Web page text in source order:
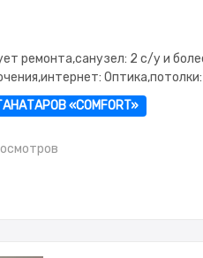
ремонта,санузел: 2 с/у и
Оптика,потолки:
двор
«COMFORT»